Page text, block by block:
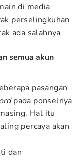
di media
perselingkuhan
ada salahnya
semua akun
pasangan
pada ponselnya
Hal itu
percaya akan
dan